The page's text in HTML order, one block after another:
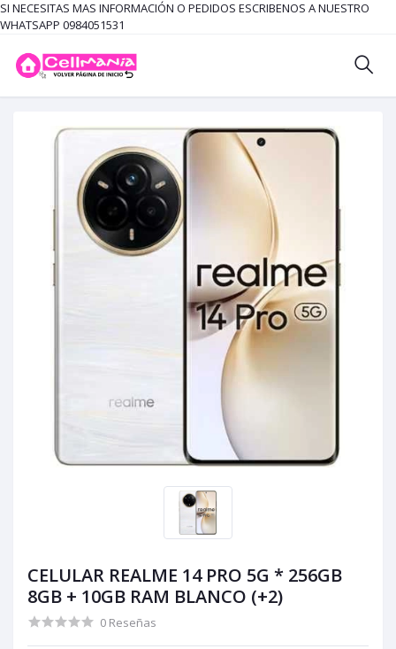
SI NECESITAS MAS INFORMACIÓN O PEDIDOS ESCRIBENOS A NUESTRO
WHATSAPP 0984051531
CELULAR REALME 14 PRO 5G * 256GB
8GB + 10GB RAM BLANCO (+2)
0 Reseñas